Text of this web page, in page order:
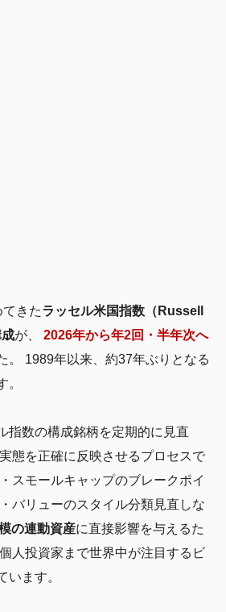
きたラッセル米国指数（Russell
が、 2026年から年2回・半年次へ
。 1989年以来、約37年ぶりとなる
。
指数の構成銘柄を定期的に見直
態を正確に反映させるプロセスで
スモールキャップのブレークポイ
バリューのスタイル分類見直しな
の連動資産に直接影響を与えるた
人投資家まで世界中が注目するビ
います。